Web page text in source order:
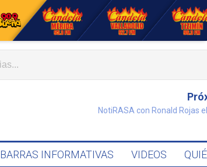
NotiRASA con Ronald Rojas
BARRAS INFORMATIVAS VIDEOS